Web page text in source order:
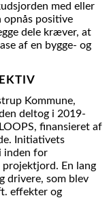
med eller
opnås positive
dele kræver, at
af en bygge- og
Kommune,
deltog i 2019-
finansieret af
Initiativets
inden for
En lang
drivere, som blev
effekter og